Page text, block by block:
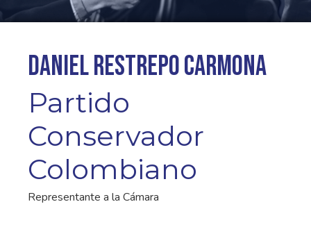
Daniel Restrepo Carmona
Partido
Conservador
Colombiano
Representante a la Cámara